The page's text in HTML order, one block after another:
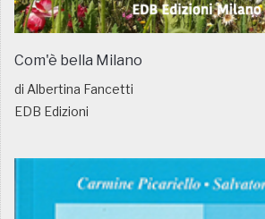
Com'è bella Milano
di Albertina Fancetti
EDB Edizioni